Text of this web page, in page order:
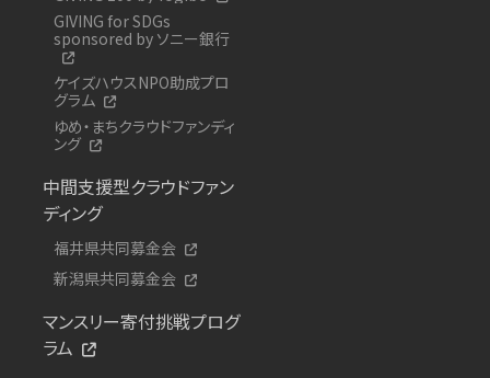
GIVING for SDGs
sponsored by ソニー銀行
ケイズハウスNPO助成プロ
グラム
ゆめ・まちクラウドファンディ
ング
中間支援型クラウドファン
ディング
福井県共同募金会
新潟県共同募金会
マンスリー寄付挑戦プログ
ラム